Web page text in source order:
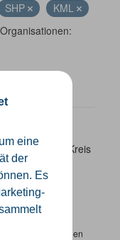
eine
der
Es
SHP
KML
Organisationen:
im Kreis
sich bitte an einen